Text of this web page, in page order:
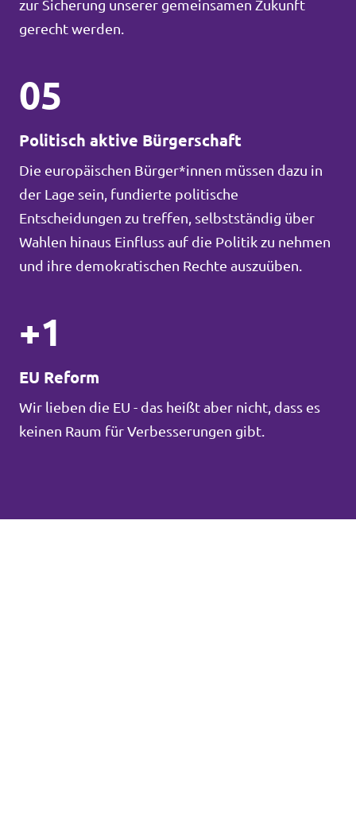
zur Sicherung unserer gemeinsamen Zukunft
gerecht werden.
05
Politisch aktive Bürgerschaft
Die europäischen Bürger*innen müssen dazu in
der Lage sein, fundierte politische
Entscheidungen zu treffen, selbstständig über
Wahlen hinaus Einfluss auf die Politik zu nehmen
und ihre demokratischen Rechte auszuüben.
+1
EU Reform
Wir lieben die EU - das heißt aber nicht, dass es
keinen Raum für Verbesserungen gibt.